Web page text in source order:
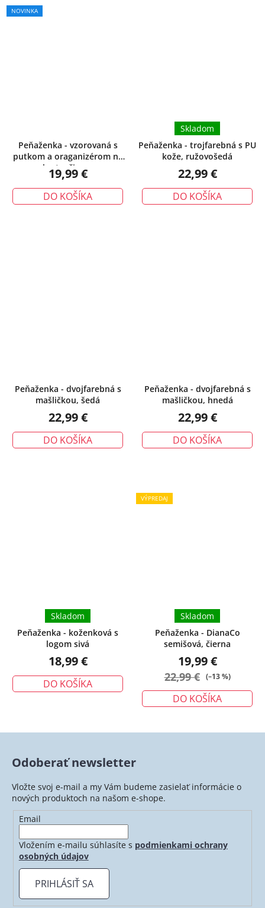
NOVINKA
Peňaženka - vzorovaná s
putkom a oraganizérom na
karty, čierna
19,99 €
DO KOŠÍKA
Peňaženka - trojfarebná s PU
kože, ružovošedá
Skladom
22,99 €
DO KOŠÍKA
Peňaženka - dvojfarebná s
mašličkou, šedá
22,99 €
DO KOŠÍKA
Peňaženka - dvojfarebná s
mašličkou, hnedá
22,99 €
DO KOŠÍKA
Peňaženka - koženková s
logom sivá
Skladom
18,99 €
DO KOŠÍKA
VÝPREDAJ
Peňaženka - DianaCo
semišová, čierna
Skladom
19,99 €
22,99 € (–13 %)
DO KOŠÍKA
Odoberať newsletter
Vložte svoj e-mail a my Vám budeme zasielať informácie o
nových produktoch na našom e-shope.
Email
Vložením e-mailu súhlasíte s podmienkami ochrany
osobných údajov
PRIHLÁSIŤ SA